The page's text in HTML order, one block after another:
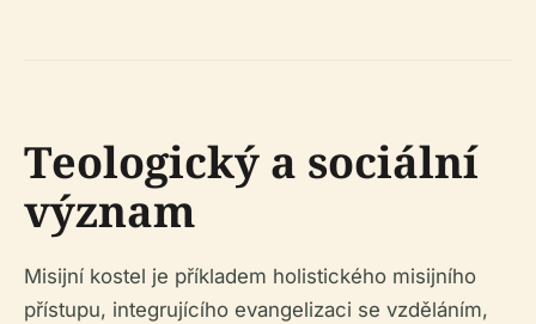
Teologický a sociální
význam
Misijní kostel je příkladem holistického misijního
přístupu, integrujícího evangelizaci se vzděláním,